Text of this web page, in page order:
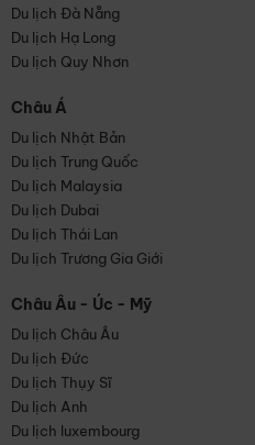
Du lịch Đà Nẵng
Du lịch Hạ Long
Du lịch Quy Nhơn
Châu Á
Du lịch Nhật Bản
Du lịch Trung Quốc
Du lịch Malaysia
Du lịch Dubai
Du lịch Thái Lan
Du lịch Trương Gia Giới
Châu Âu - Úc - Mỹ
Du lịch Châu Âu
Du lịch Đức
Du lịch Thụy Sĩ
Du lịch Anh
Du lịch luxembourg